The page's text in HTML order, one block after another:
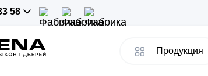
58
Продукция